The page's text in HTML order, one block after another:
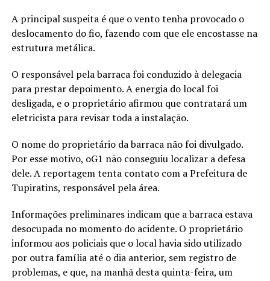
A principal suspeita é que o vento tenha provocado o
deslocamento do fio, fazendo com que ele encostasse na
estrutura metálica.
O responsável pela barraca foi conduzido à delegacia
para prestar depoimento. A energia do local foi
desligada, e o proprietário afirmou que contratará um
eletricista para revisar toda a instalação.
O nome do proprietário da barraca não foi divulgado.
Por esse motivo, oG1 não conseguiu localizar a defesa
dele. A reportagem tenta contato com a Prefeitura de
Tupiratins, responsável pela área.
Informações preliminares indicam que a barraca estava
desocupada no momento do acidente. O proprietário
informou aos policiais que o local havia sido utilizado
por outra família até o dia anterior, sem registro de
problemas, e que, na manhã desta quinta-feira, um